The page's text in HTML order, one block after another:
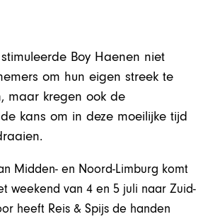
Boy Haenen niet
om hun eigen streek te
maar kregen ook de
kans om in deze moeilijke tijd
Midden- en Noord-Limburg komt
weekend van 4 en 5 juli naar Zuid-
heeft Reis & Spijs de handen